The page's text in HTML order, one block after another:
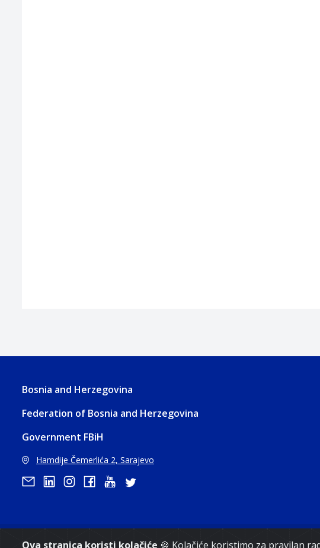
Ova stranica koristi kolačiće 🍪 Kolačiće koristimo za pravilan
Bosnia and Herzegovina
Federation of Bosnia and Herzegovina
Government FBiH
Hamdije Čemerlića 2, Sarajevo
Copyright 2021.